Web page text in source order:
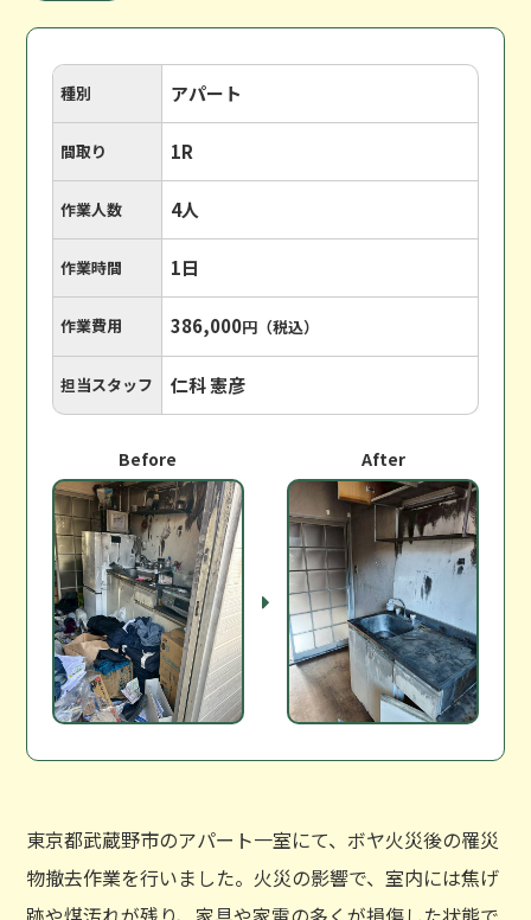
種別 アパート
間取り 1R
作業人数 4人
作業時間 1日
作業費用 386,000円（税込）
担当スタッフ 仁科 憲彦
Before After
東京都武蔵野市のアパート一室にて、ボヤ火災後の罹災
物撤去作業を行いました。火災の影響で、室内には焦げ